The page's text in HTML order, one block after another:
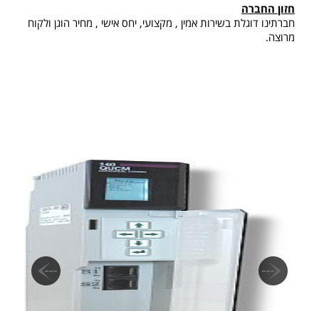
חזון החברה
חברתינו דוגלת בשירות אמין , מקצועי, יחס אישי , מחיר הוגן ולקוח
מרוצה.